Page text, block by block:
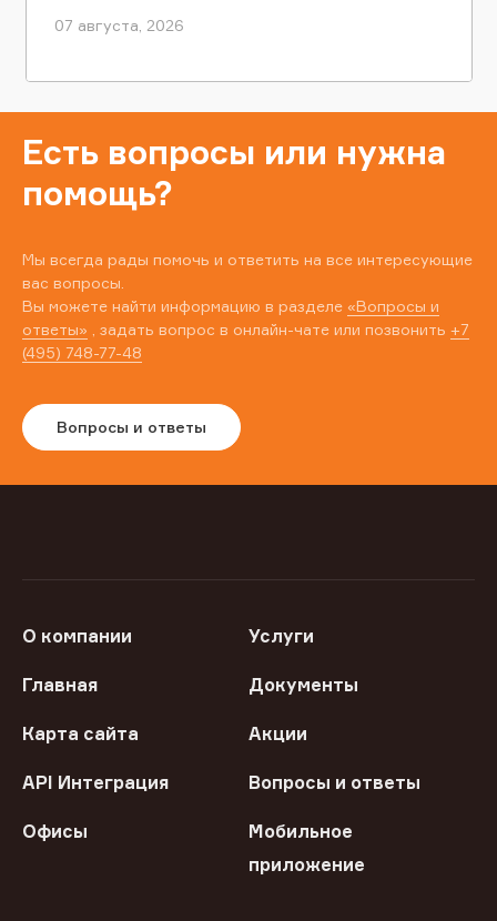
07 августа, 2026
Есть вопросы или нужна
помощь?
Мы всегда рады помочь и ответить на все интересующие
вас вопросы.
Вы можете найти информацию в разделе «Вопросы и
ответы» , задать вопрос в онлайн-чате или позвонить +7
(495) 748-77-48
Вопросы и ответы
О компании Услуги
Главная Документы
Карта сайта Акции
API Интеграция Вопросы и ответы
Офисы
Мобильное
приложение